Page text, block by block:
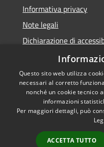
Informativa privacy
Note legali
Dichiarazione di
Accessibilità
Privacy
Mappa del sito
Questo sito web utilizza
necessari al corretto
nonché un cookie tecnico
informazioni
Per maggiori dettagli, può
ACCETTA TUTTO